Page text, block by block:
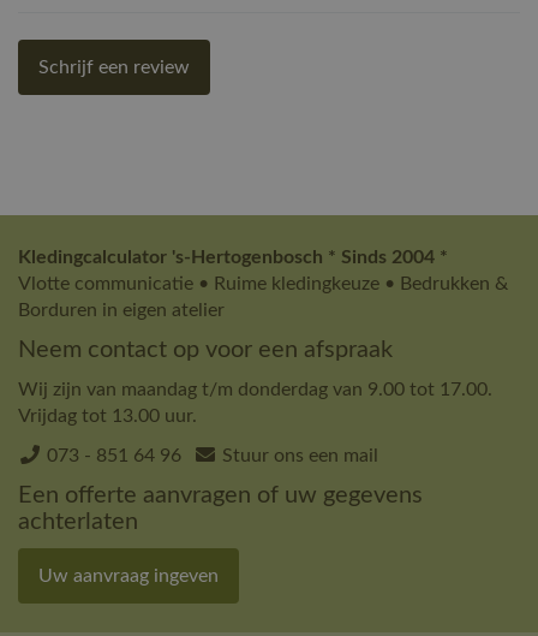
Schrijf een review
Kledingcalculator 's-Hertogenbosch * Sinds 2004 *
Vlotte communicatie • Ruime kledingkeuze • Bedrukken &
Borduren in eigen atelier
Neem contact op voor een afspraak
Wij zijn van maandag t/m donderdag van 9.00 tot 17.00.
Vrijdag tot 13.00 uur.
073 - 851 64 96 Stuur ons een mail
Een offerte aanvragen of uw gegevens
achterlaten
Uw aanvraag ingeven